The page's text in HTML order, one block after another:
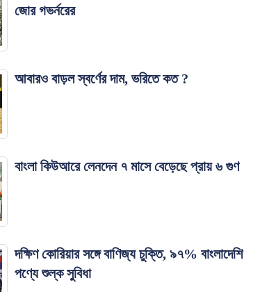
জোর গভর্নরের
আবারও বাড়ল স্বর্ণের দাম, ভরিতে কত ?
বাংলা কিউআরে লেনদেন ৭ মাসে বেড়েছে প্রায় ৬ গুণ
দক্ষিণ কোরিয়ার সঙ্গে বাণিজ্য চুক্তি, ৯৭% বাংলাদেশি
পণ্যে শুল্ক সুবিধা